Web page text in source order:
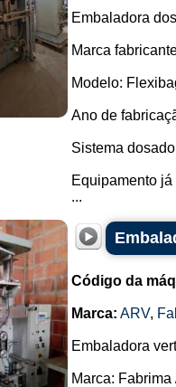
Embaladora
Marca
Modelo:
Ano de
Sistema
Equipamento
...
Código da
Marca: ARV,
Embaladora
Marca: Fabrima